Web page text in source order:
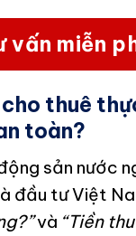
vấn miễn
cho thuê
toàn?
sản nước
đầu tư Việt
và “Tiền